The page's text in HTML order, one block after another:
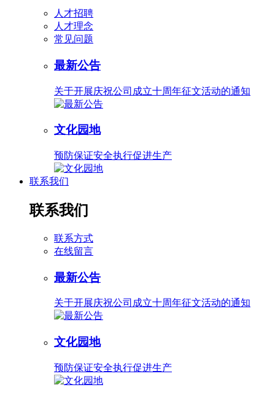
人才招聘
人才理念
常见问题
最新公告
关于开展庆祝公司成立十周年征文活动的通知
文化园地
预防保证安全执行促进生产
联系我们
联系我们
联系方式
在线留言
最新公告
关于开展庆祝公司成立十周年征文活动的通知
文化园地
预防保证安全执行促进生产